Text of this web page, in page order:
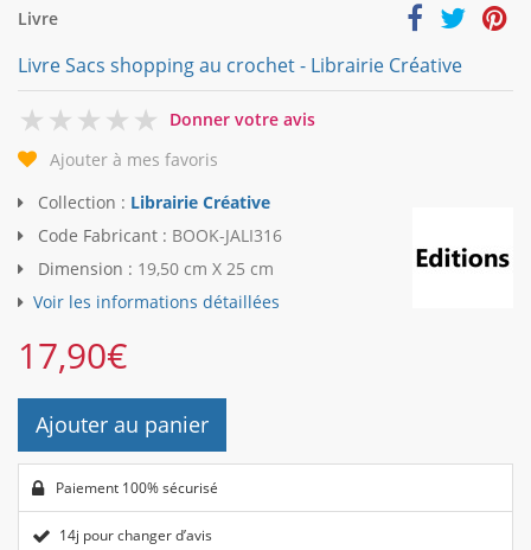
Livre
Livre Sacs shopping au crochet - Librairie Créative
0
Donner votre avis
Ajouter à mes favoris
Collection : Librairie Créative
Code Fabricant : BOOK-JALI316
Dimension : 19,50 cm X 25 cm
Voir les informations détaillées
17,90€
Ajouter au panier
Paiement 100% sécurisé
14j pour changer d’avis